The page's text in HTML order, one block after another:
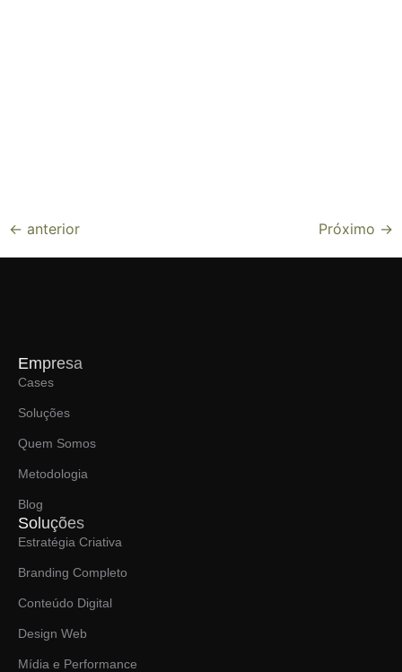
← anterior Próximo →
Empresa
Cases
Soluções
Quem Somos
Metodologia
Blog
Soluções
Estratégia Criativa
Branding Completo
Conteúdo Digital
Design Web
Mídia e Performance